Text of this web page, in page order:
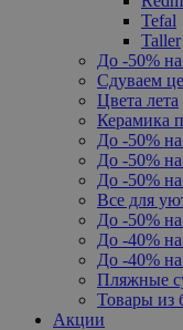
Tefal
Taller
До -50%
Сдуваем
Цвета лета
Керамика
До -50%
До -50%
До -50%
Все для
До -50%
До -40%
До -40%
Пляжные
Товары из
Акции